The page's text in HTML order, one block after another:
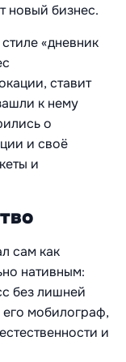
новый бизнес.
«дневник
ставит
к нему
о
и своё
и
сам как
нативным:
без лишней
его мобилограф,
и